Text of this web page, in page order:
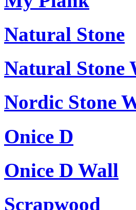
Natural Stone
Natural Stone
Nordic Stone
Onice D
Onice D Wall
Scrapwood